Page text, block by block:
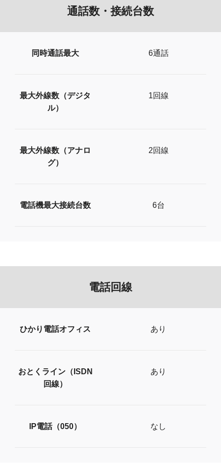
通話数・接続台数
同時通話最大 6通話
最大外線数（デジタ
ル）
1回線
最大外線数（アナロ
グ）
2回線
電話機最大接続台数 6台
電話回線
ひかり電話オフィス あり
おとくライン（ISDN
回線）
あり
IP電話（050） なし